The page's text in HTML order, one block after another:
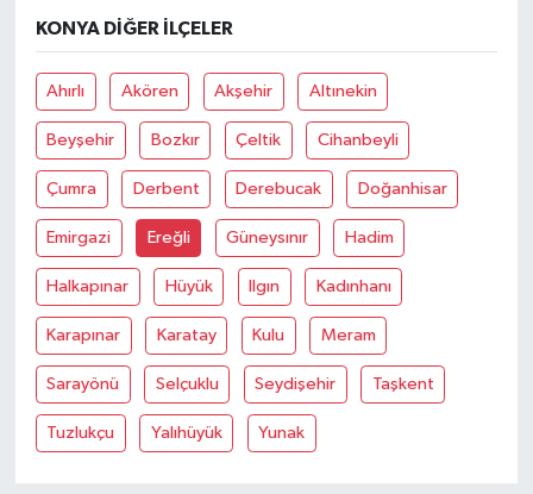
KONYA DIĞER İLÇELER
Ahırlı Akören Akşehir Altınekin
Beyşehir Bozkır Çeltik Cihanbeyli
Çumra Derbent Derebucak Doğanhisar
Emirgazi Ereğli Güneysınır Hadim
Halkapınar Hüyük Ilgın Kadınhanı
Karapınar Karatay Kulu Meram
Sarayönü Selçuklu Seydişehir Taşkent
Tuzlukçu Yalıhüyük Yunak